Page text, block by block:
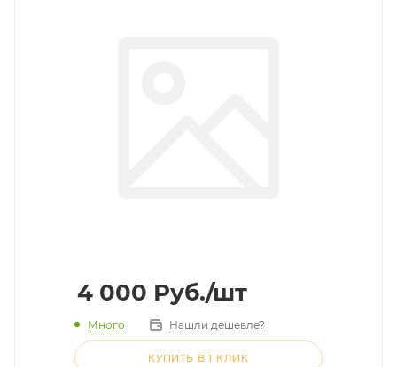
4 000 Руб./шт
Много Нашли дешевле?
КУПИТЬ В 1 КЛИК